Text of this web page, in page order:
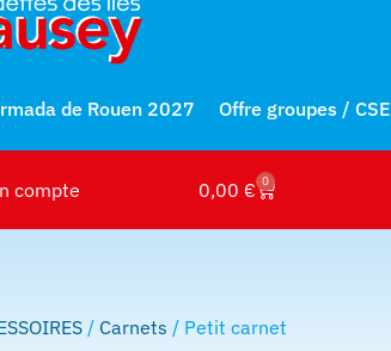
de Rouen 2027 Offre groupes / CSE
compte 0,00 € 0
/ Carnets / Petit carnet